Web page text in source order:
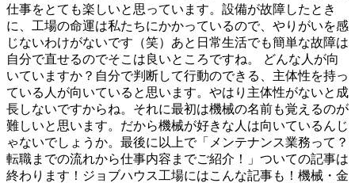
仕事をとても楽しいと思っています。設備が故障したとき
に、工場の命運は私たちにかかっているので、やりがいを感
じないわけがないです（笑）あと日常生活でも簡単な故障は
自分で直せるのでそこは良いところですね。 どんな人が向
いていますか？自分で判断して行動のできる、主体性を持っ
ている人が向いていると思います。やはり主体性がないと成
長しないですからね。それに最初は機械の名前も覚えるのが
難しいと思います。だから機械が好きな人は向いているんじ
ゃないでしょうか。最後に以上で「メンテナンス業務って？
転職までの流れから仕事内容までご紹介！」ついての記事は
終わります！ジョブハウス工場にはこんな記事も！機械・金